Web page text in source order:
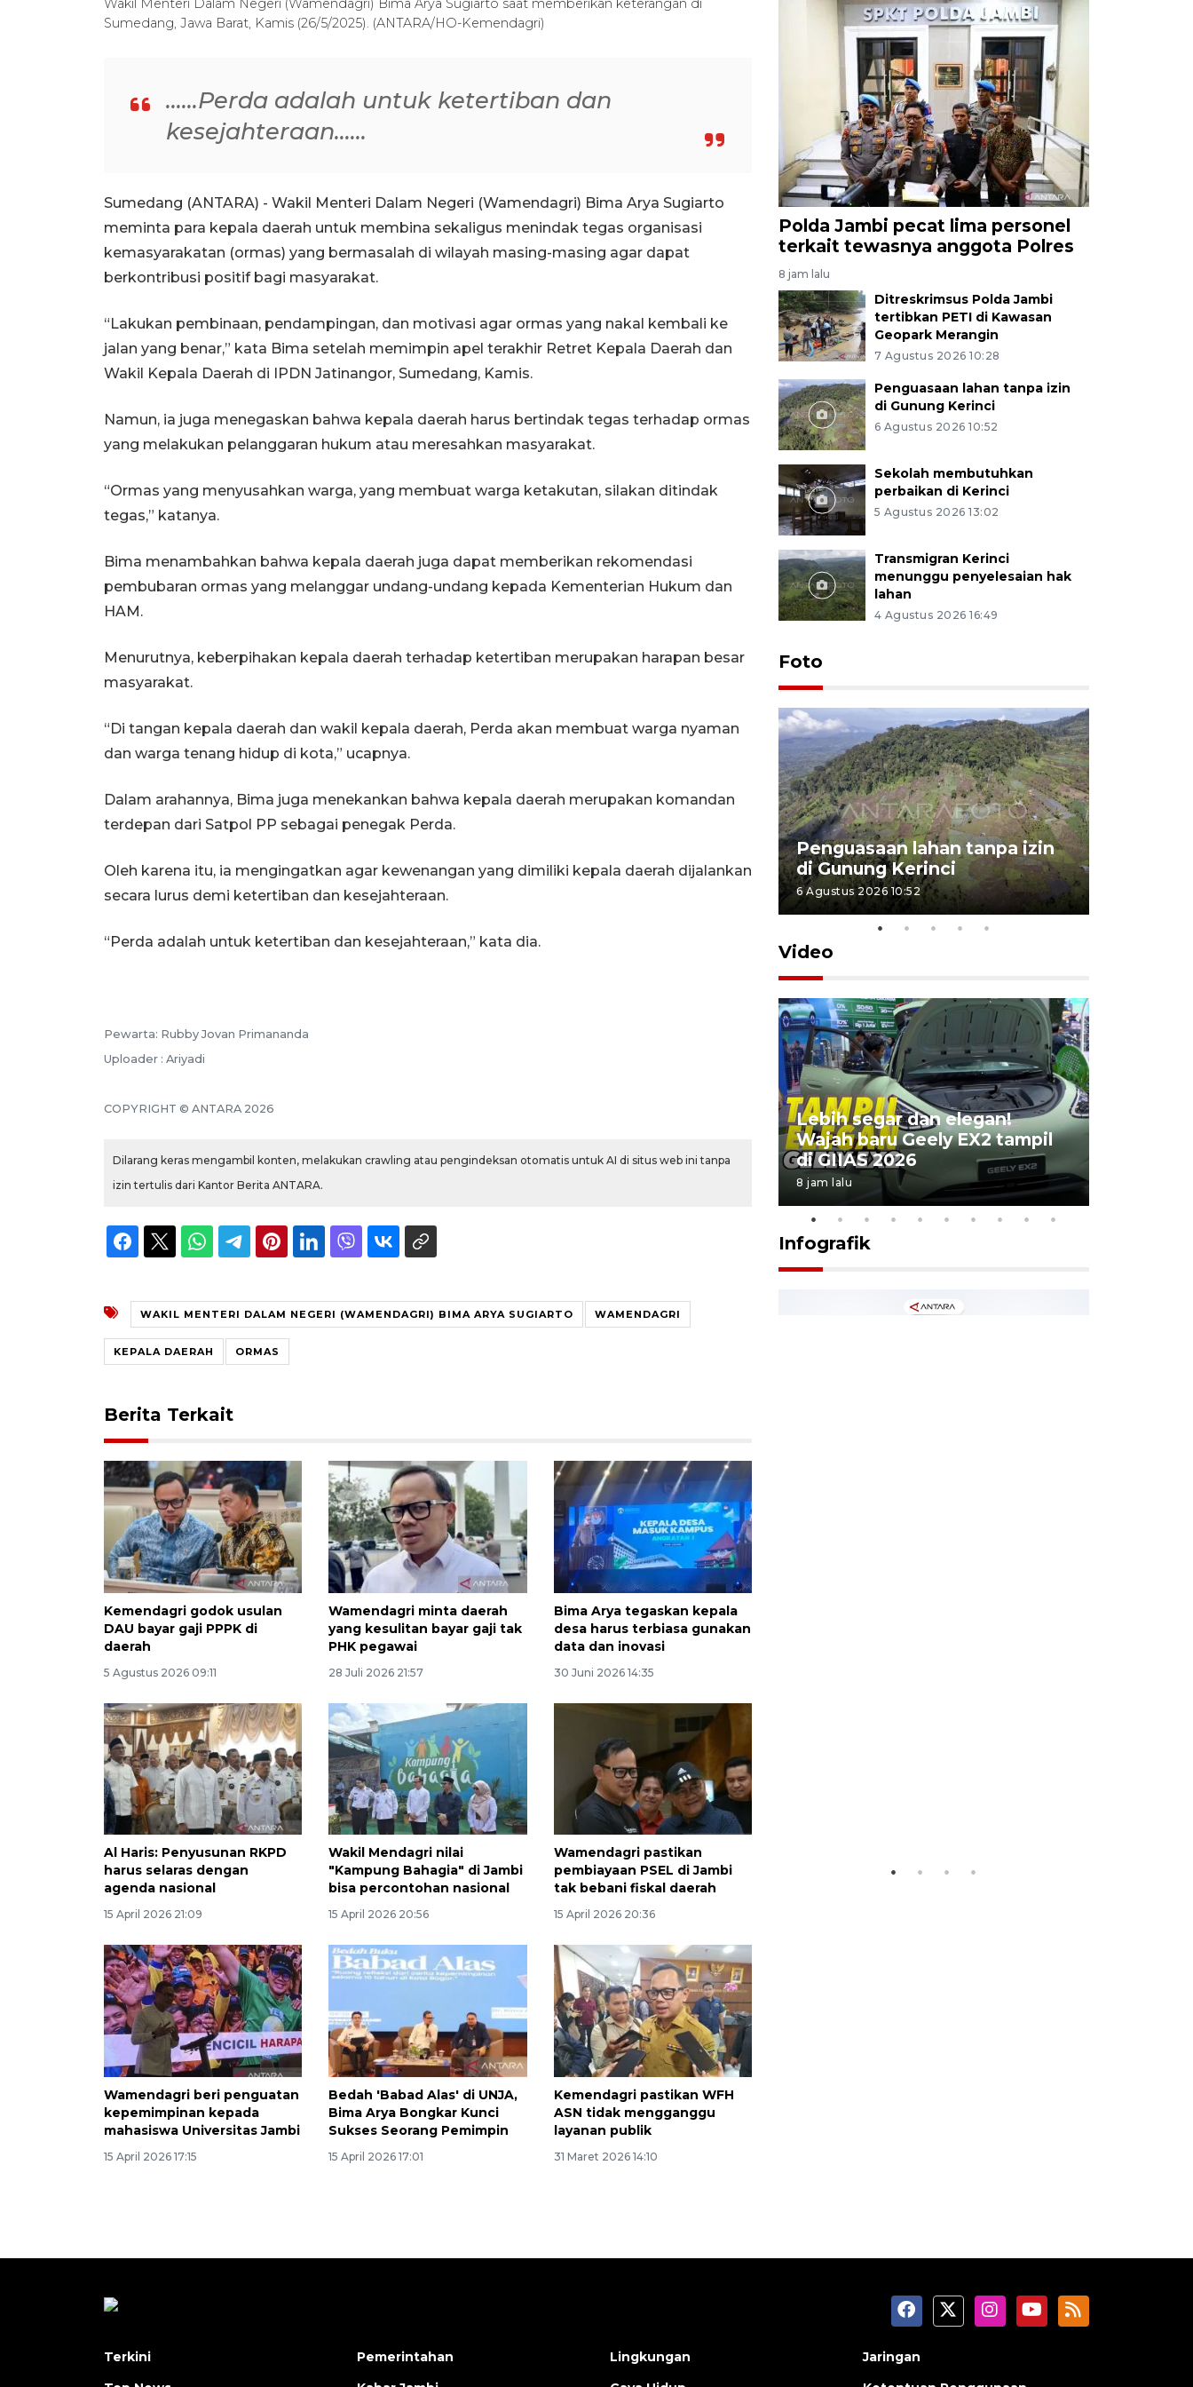
Wakil Menteri Dalam Negeri (Wamendagri) Bima Arya Sugiarto saat memberikan keterangan di
Sumedang, Jawa Barat, Kamis (26/5/2025). (ANTARA/HO-Kemendagri)
......Perda adalah untuk ketertiban dan
kesejahteraan......
Sumedang (ANTARA) - Wakil Menteri Dalam Negeri (Wamendagri) Bima Arya Sugiarto
meminta para kepala daerah untuk membina sekaligus menindak tegas organisasi
kemasyarakatan (ormas) yang bermasalah di wilayah masing-masing agar dapat
berkontribusi positif bagi masyarakat.
“Lakukan pembinaan, pendampingan, dan motivasi agar ormas yang nakal kembali ke
jalan yang benar,” kata Bima setelah memimpin apel terakhir Retret Kepala Daerah dan
Wakil Kepala Daerah di IPDN Jatinangor, Sumedang, Kamis.
Namun, ia juga menegaskan bahwa kepala daerah harus bertindak tegas terhadap ormas
yang melakukan pelanggaran hukum atau meresahkan masyarakat.
“Ormas yang menyusahkan warga, yang membuat warga ketakutan, silakan ditindak
tegas,” katanya.
Bima menambahkan bahwa kepala daerah juga dapat memberikan rekomendasi
pembubaran ormas yang melanggar undang-undang kepada Kementerian Hukum dan
HAM.
Menurutnya, keberpihakan kepala daerah terhadap ketertiban merupakan harapan besar
masyarakat.
“Di tangan kepala daerah dan wakil kepala daerah, Perda akan membuat warga nyaman
dan warga tenang hidup di kota,” ucapnya.
Dalam arahannya, Bima juga menekankan bahwa kepala daerah merupakan komandan
terdepan dari Satpol PP sebagai penegak Perda.
Oleh karena itu, ia mengingatkan agar kewenangan yang dimiliki kepala daerah dijalankan
secara lurus demi ketertiban dan kesejahteraan.
“Perda adalah untuk ketertiban dan kesejahteraan,” kata dia.
Pewarta: Rubby Jovan Primananda
Uploader : Ariyadi
COPYRIGHT © ANTARA 2026
Dilarang keras mengambil konten, melakukan crawling atau pengindeksan otomatis untuk AI di situs web ini tanpa
izin tertulis dari Kantor Berita ANTARA.
WAKIL MENTERI DALAM NEGERI (WAMENDAGRI) BIMA ARYA SUGIARTO WAMENDAGRI
KEPALA DAERAH ORMAS
Berita Terkait
Kemendagri godok usulan
DAU bayar gaji PPPK di
daerah
5 Agustus 2026 09:11
Wamendagri minta daerah
yang kesulitan bayar gaji tak
PHK pegawai
28 Juli 2026 21:57
Bima Arya tegaskan kepala
desa harus terbiasa gunakan
data dan inovasi
30 Juni 2026 14:35
Al Haris: Penyusunan RKPD
harus selaras dengan
agenda nasional
15 April 2026 21:09
Wakil Mendagri nilai
"Kampung Bahagia" di Jambi
bisa percontohan nasional
15 April 2026 20:56
Wamendagri pastikan
pembiayaan PSEL di Jambi
tak bebani fiskal daerah
15 April 2026 20:36
Wamendagri beri penguatan
kepemimpinan kepada
mahasiswa Universitas Jambi
15 April 2026 17:15
Bedah 'Babad Alas' di UNJA,
Bima Arya Bongkar Kunci
Sukses Seorang Pemimpin
15 April 2026 17:01
Kemendagri pastikan WFH
ASN tidak mengganggu
layanan publik
31 Maret 2026 14:10
Polda Jambi pecat lima personel
terkait tewasnya anggota Polres
8 jam lalu
Ditreskrimsus Polda Jambi
tertibkan PETI di Kawasan
Geopark Merangin
7 Agustus 2026 10:28
Penguasaan lahan tanpa izin
di Gunung Kerinci
6 Agustus 2026 10:52
Sekolah membutuhkan
perbaikan di Kerinci
5 Agustus 2026 13:02
Transmigran Kerinci
menunggu penyelesaian hak
lahan
4 Agustus 2026 16:49
Foto
Batang Tembesi di Jambi
Penguasaan lahan tanpa izin
di Gunung Kerinci
6 Agustus 2026 10:52
Video
pembaruan buku ajar nasional
Lebih segar dan elegan!
Wajah baru Geely EX2 tampil
di GIIAS 2026
8 jam lalu
Infografik
160 ribu sambungan baru
jaringan gas 2026
2026-08-07 18:00:00
Terkini
Pemerintahan
Lingkungan
Jaringan